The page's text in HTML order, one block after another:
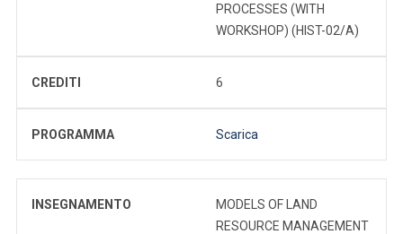
PROCESSES (WITH
WORKSHOP) (HIST-02/A)
CREDITI 6
PROGRAMMA Scarica
INSEGNAMENTO
MODELS OF LAND
RESOURCE MANAGEMENT